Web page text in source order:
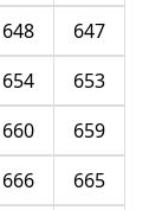
647
648
653
654
659
660
665
666